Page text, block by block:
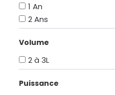
1 An
2 Ans
Volume
2 à 3L
Puissance